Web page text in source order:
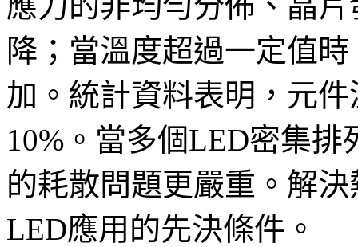
降；當溫度超過一定值
加。統計資料表明，元
10%。當多個LED密集
的耗散問題更嚴重。解
LED應用的先決條件。